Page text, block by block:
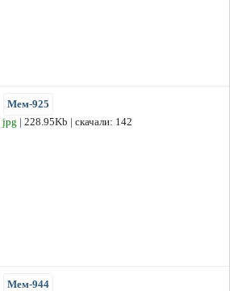
Мем-925
jpg | 228.95Kb | скачали: 142
Мем-944